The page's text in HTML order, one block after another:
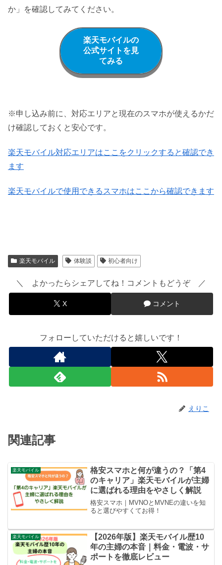
か」を確認してみてください。
楽天モバイルの
公式サイトを見
てみる
※申し込み前に、対応エリアと現在のスマホが使えるかだ
け確認しておくと安心です。
楽天モバイル対応エリアはここをクリックすると確認でき
ます
楽天モバイルで使用できるスマホはここから確認できます
楽天モバイル 体験談 初心者向け
＼ よかったらシェアしてね！コメントもどうぞ ／
X コメント
フォローしていただけると嬉しいです！
えりこ
関連記事
楽天モバイル
格安スマホと何が違うの？「第4
のキャリア」楽天モバイルが主婦
に選ばれる理由をやさしく解説
格安スマホ｜MVNOとMVNEの違いを知
ると選びやすくてお得！
楽天モバイル
【2026年版】楽天モバイル歴10
年の主婦の本音｜料金・電波・サ
ポートを徹底レビュー